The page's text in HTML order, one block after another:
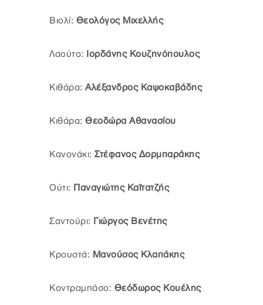
Βιολί: Θεολόγος Μιχελλής
Λαούτο: Ιορδάνης Κουζηνόπουλος
Κιθάρα: Αλέξανδρος Καψοκαβάδης
Κιθάρα: Θεοδώρα Αθανασίου
Κανονάκι: Στέφανος Δορμπαράκης
Ούτι: Παναγιώτης Καϊτατζής
Σαντούρι: Γιώργος Βενέτης
Κρουστά: Μανούσος Κλαπάκης
Κοντραμπάσο: Θεόδωρος Κουέλης